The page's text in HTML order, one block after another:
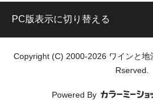
PC版表示に切り替える
Copyright (C) 2000-2026 ワインと地
Rserved.
Powered By